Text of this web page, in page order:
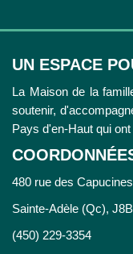
UN ESPACE
La Maison de la
soutenir,
Pays d'en-Haut qui
480 rue des
Sainte-Adèle (Qc),
(450) 229-3354